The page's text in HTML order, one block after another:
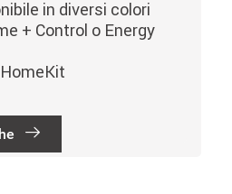
in diversi colori
+ Control o Energy